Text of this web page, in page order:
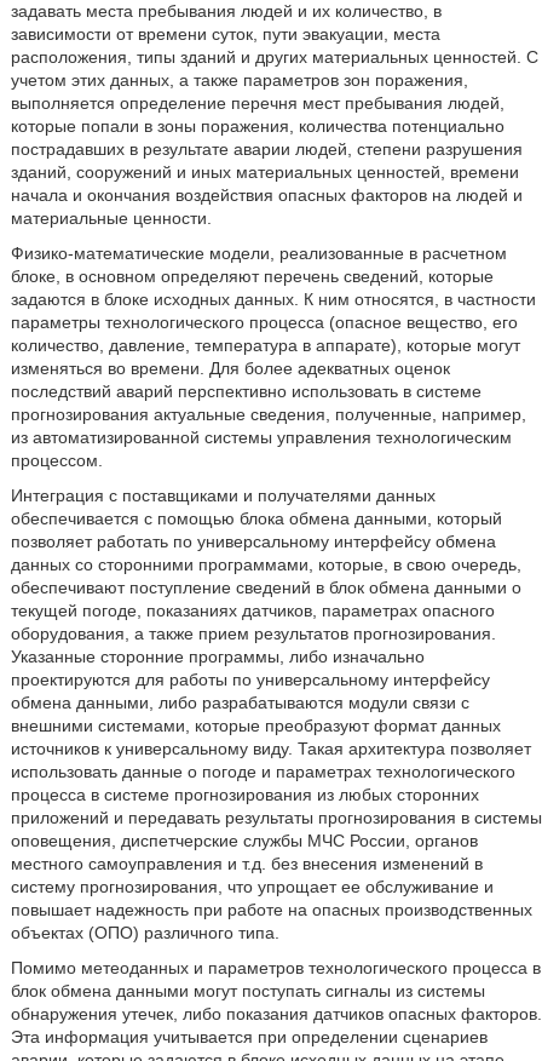
задавать места пребывания людей и их количество, в
зависимости от времени суток, пути эвакуации, места
расположения, типы зданий и других материальных ценностей. С
учетом этих данных, а также параметров зон поражения,
выполняется определение перечня мест пребывания людей,
которые попали в зоны поражения, количества потенциально
пострадавших в результате аварии людей, степени разрушения
зданий, сооружений и иных материальных ценностей, времени
начала и окончания воздействия опасных факторов на людей и
материальные ценности.
Физико-математические модели, реализованные в расчетном
блоке, в основном определяют перечень сведений, которые
задаются в блоке исходных данных. К ним относятся, в частности
параметры технологического процесса (опасное вещество, его
количество, давление, температура в аппарате), которые могут
изменяться во времени. Для более адекватных оценок
последствий аварий перспективно использовать в системе
прогнозирования актуальные сведения, полученные, например,
из автоматизированной системы управления технологическим
процессом.
Интеграция с поставщиками и получателями данных
обеспечивается с помощью блока обмена данными, который
позволяет работать по универсальному интерфейсу обмена
данных со сторонними программами, которые, в свою очередь,
обеспечивают поступление сведений в блок обмена данными о
текущей погоде, показаниях датчиков, параметрах опасного
оборудования, а также прием результатов прогнозирования.
Указанные сторонние программы, либо изначально
проектируются для работы по универсальному интерфейсу
обмена данными, либо разрабатываются модули связи с
внешними системами, которые преобразуют формат данных
источников к универсальному виду. Такая архитектура позволяет
использовать данные о погоде и параметрах технологического
процесса в системе прогнозирования из любых сторонних
приложений и передавать результаты прогнозирования в системы
оповещения, диспетчерские службы МЧС России, органов
местного самоуправления и т.д. без внесения изменений в
систему прогнозирования, что упрощает ее обслуживание и
повышает надежность при работе на опасных производственных
объектах (ОПО) различного типа.
Помимо метеоданных и параметров технологического процесса в
блок обмена данными могут поступать сигналы из системы
обнаружения утечек, либо показания датчиков опасных факторов.
Эта информация учитывается при определении сценариев